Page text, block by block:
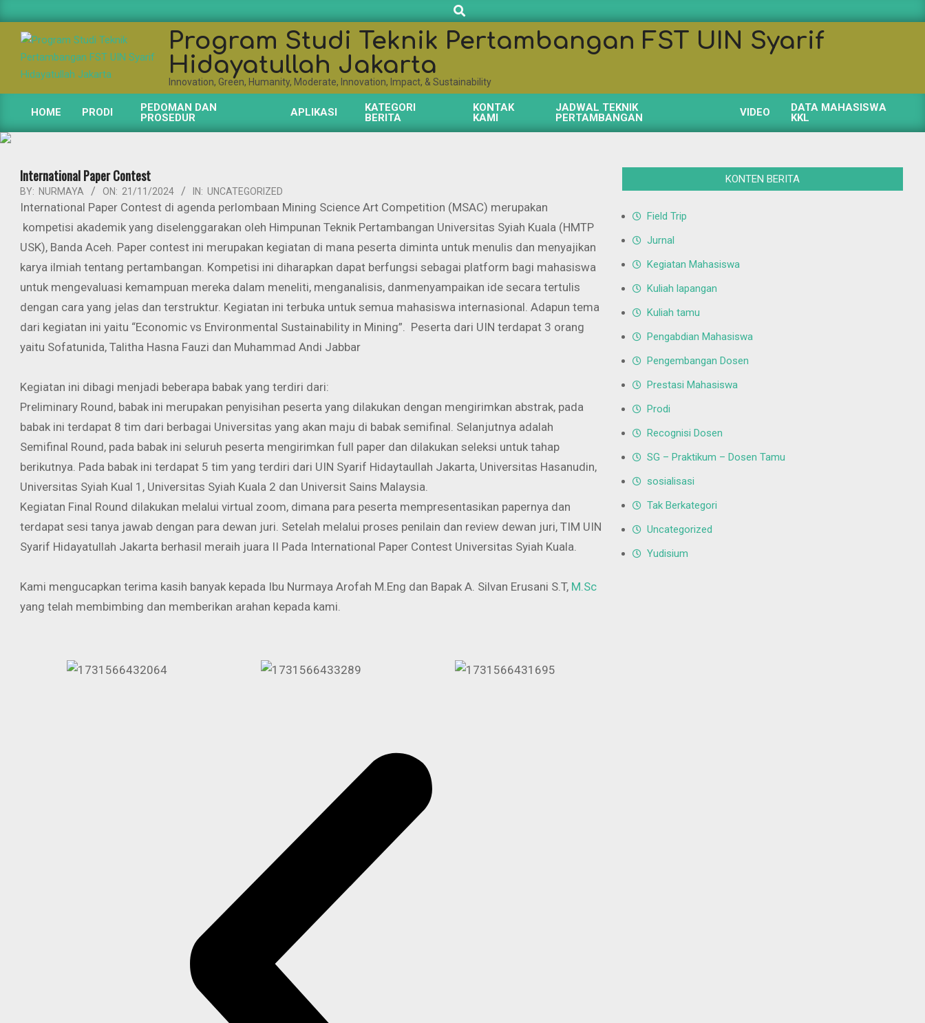
to
content
Search
Program Studi Teknik Pertambangan FST UIN Syarif
Hidayatullah Jakarta
Innovation, Green, Humanity, Moderate, Innovation, Impact, & Sustainability
HOME PRODI
PEDOMAN DAN
PROSEDUR
APLIKASI
KATEGORI
BERITA
KONTAK
KAMI
JADWAL TEKNIK
PERTAMBANGAN
VIDEO
DATA MAHASISWA
KKL
International Paper Contest
BY: NURMAYA ON: 21/11/2024 IN: UNCATEGORIZED
International Paper Contest di agenda perlombaan Mining Science Art Competition (MSAC) merupakan
kompetisi akademik yang diselenggarakan oleh Himpunan Teknik Pertambangan Universitas Syiah Kuala (HMTP
USK), Banda Aceh. Paper contest ini merupakan kegiatan di mana peserta diminta untuk menulis dan menyajikan
karya ilmiah tentang pertambangan. Kompetisi ini diharapkan dapat berfungsi sebagai platform bagi mahasiswa
untuk mengevaluasi kemampuan mereka dalam meneliti, menganalisis, danmenyampaikan ide secara tertulis
dengan cara yang jelas dan terstruktur. Kegiatan ini terbuka untuk semua mahasiswa internasional. Adapun tema
dari kegiatan ini yaitu “Economic vs Environmental Sustainability in Mining”. Peserta dari UIN terdapat 3 orang
yaitu Sofatunida, Talitha Hasna Fauzi dan Muhammad Andi Jabbar
Kegiatan ini dibagi menjadi beberapa babak yang terdiri dari:
Preliminary Round, babak ini merupakan penyisihan peserta yang dilakukan dengan mengirimkan abstrak, pada
babak ini terdapat 8 tim dari berbagai Universitas yang akan maju di babak semifinal. Selanjutnya adalah
Semifinal Round, pada babak ini seluruh peserta mengirimkan full paper dan dilakukan seleksi untuk tahap
berikutnya. Pada babak ini terdapat 5 tim yang terdiri dari UIN Syarif Hidaytaullah Jakarta, Universitas Hasanudin,
Universitas Syiah Kual 1, Universitas Syiah Kuala 2 dan Universit Sains Malaysia.
Kegiatan Final Round dilakukan melalui virtual zoom, dimana para peserta mempresentasikan papernya dan
terdapat sesi tanya jawab dengan para dewan juri. Setelah melalui proses penilain dan review dewan juri, TIM UIN
Syarif Hidayatullah Jakarta berhasil meraih juara II Pada International Paper Contest Universitas Syiah Kuala.
Kami mengucapkan terima kasih banyak kepada Ibu Nurmaya Arofah M.Eng dan Bapak A. Silvan Erusani S.T, M.Sc
yang telah membimbing dan memberikan arahan kepada kami.
KONTEN BERITA
Field Trip
Jurnal
Kegiatan Mahasiswa
Kuliah lapangan
Kuliah tamu
Pengabdian Mahasiswa
Pengembangan Dosen
Prestasi Mahasiswa
Prodi
Recognisi Dosen
SG – Praktikum – Dosen Tamu
sosialisasi
Tak Berkategori
Uncategorized
Yudisium